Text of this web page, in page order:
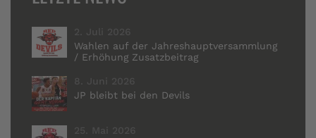
2. Juli 2026
Wahlen auf der Jahreshauptversammlung
/ Erhöhung Zusatzbeitrag
8. Juni 2026
JP bleibt bei den Devils
25. Mai 2026